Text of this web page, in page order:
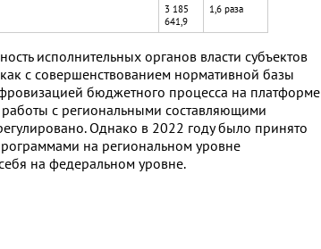
3 185
641,9
1,6 раза
исполнительных органов власти субъектов
с совершенствованием нормативной базы
бюджетного процесса на платформе
с региональными составляющими
Однако в 2022 году было принято
на региональном уровне
на федеральном уровне.